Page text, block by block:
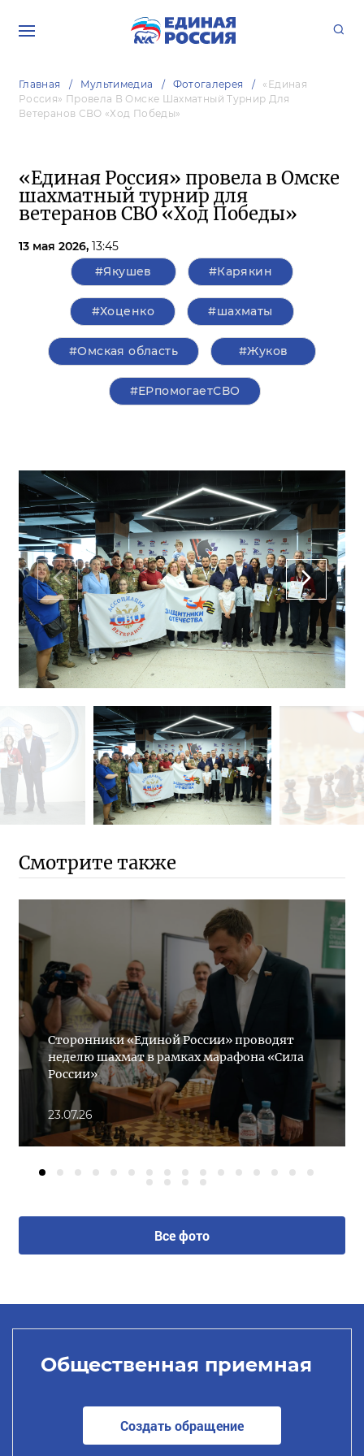
Главная Мультимедиа Фотогалерея
«Единая
Россия» Провела В Омске Шахматный Турнир Для
Ветеранов СВО «Ход Победы»
«Единая Россия» провела в Омске
шахматный турнир для
ветеранов СВО «Ход Победы»
13 мая 2026, 13:45
#Якушев
#Карякин
#Хоценко #шахматы
#Омская область #Жуков
#ЕРпомогаетСВО
Смотрите также
Сторонники «Единой России» проводят
неделю шахмат в рамках марафона «Сила
России»
23.07.26
Все фото
Общественная приемная
Создать обращение